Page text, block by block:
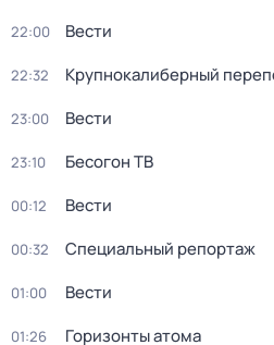
22:00 Вести
22:32 Крупнокалиберный
23:00 Вести
23:10 Бесогон ТВ
00:12 Вести
00:32 Специальный репортаж
01:00 Вести
01:26 Горизонты атома